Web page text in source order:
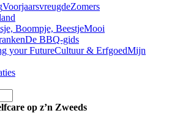
VoorjaarsvreugdeZomers
Boompje, BeestjeMooi
De BBQ-gids
your FutureCultuur & ErfgoedMijn
op z’n Zweeds